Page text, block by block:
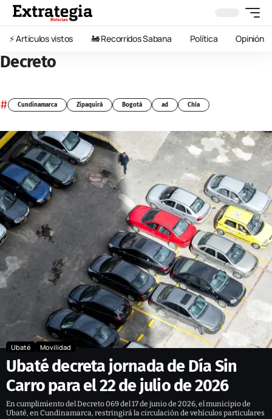
⚡️ Artículos vistos 🚂 Recorridos Sabana Política Opinión
Decreto
# Cundinamarca Zipaquirá Bogotá ad Chía
Ubaté Movilidad
Ubaté decreta jornada de Día Sin
Carro para el 22 de julio de 2026
En cumplimiento del Decreto 069 del 17 de junio de 2026, el municipio de
Ubaté, en Cundinamarca, restringirá la circulación de vehículos particulares